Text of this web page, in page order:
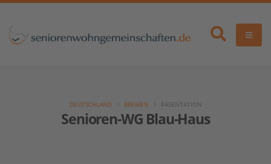
Senioren-WG Blau-Haus
DEUTSCHLAND BREMEN PÄSENTATION